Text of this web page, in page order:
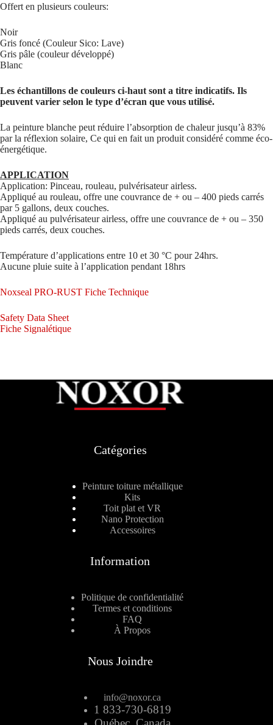
Offert en plusieurs couleurs:
Noir
Gris foncé (Couleur Sico: Lave)
Gris pâle (couleur développé)
Blanc
Les échantillons de couleurs ci-haut sont a titre indicatifs. Ils
peuvent varier selon le type d’écran que vous utilisé.
La peinture blanche peut réduire l’absorption de chaleur jusqu’à 83%
par la réflexion solaire, Ce qui en fait un produit considéré comme éco-
énergétique.
APPLICATION
Application: Pinceau, rouleau, pulvérisateur airless.
Appliqué au rouleau, offre une couvrance de + ou – 400 pieds carrés
par 5 gallons, deux couches.
Appliqué au pulvérisateur airless, offre une couvrance de + ou – 350
pieds carrés, deux couches.
Température d’applications entre 10 et 30 °C pour 24hrs.
Aucune pluie suite à l’application pendant 18hrs
Noxseal PRO-RUST Fiche Technique
Safety Data Sheet
Fiche Signalétique
Catégories
Peinture toiture métallique
Kits
Toit plat et VR
Nano Protection
Accessoires
Information
Politique de confidentialité
Termes et conditions
FAQ
À Propos
Nous Joindre
info@noxor.ca
1 833-730-6819